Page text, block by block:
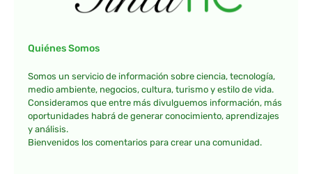
Quiénes Somos
Somos un servicio de información sobre ciencia, tecnología,
medio ambiente, negocios, cultura, turismo y estilo de vida.
Consideramos que entre más divulguemos información, más
oportunidades habrá de generar conocimiento, aprendizajes
y análisis.
Bienvenidos los comentarios para crear una comunidad.